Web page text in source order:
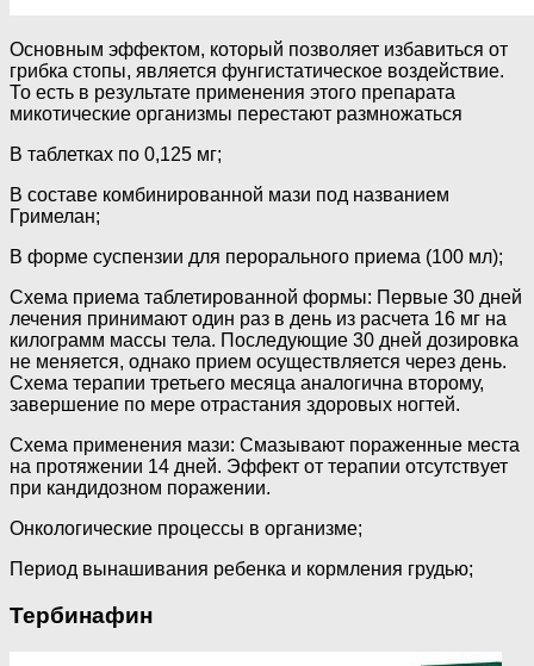
Основным эффектом, который позволяет избавиться от
грибка стопы, является фунгистатическое воздействие.
То есть в результате применения этого препарата
микотические организмы перестают размножаться
В таблетках по 0,125 мг;
В составе комбинированной мази под названием
Гримелан;
В форме суспензии для перорального приема (100 мл);
Схема приема таблетированной формы: Первые 30 дней
лечения принимают один раз в день из расчета 16 мг на
килограмм массы тела. Последующие 30 дней дозировка
не меняется, однако прием осуществляется через день.
Схема терапии третьего месяца аналогична второму,
завершение по мере отрастания здоровых ногтей.
Схема применения мази: Смазывают пораженные места
на протяжении 14 дней. Эффект от терапии отсутствует
при кандидозном поражении.
Онкологические процессы в организме;
Период вынашивания ребенка и кормления грудью;
Тербинафин